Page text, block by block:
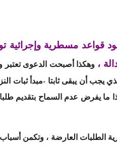
قواعد مسطرية وإجرائية
، وهكذا أصبحت الدعوى تعتبر
أن يبقى ثابتا -مبدأ ثبات
ما يفرض عدم السماح بتقديم
الطلبات العارضة ، وتكمن